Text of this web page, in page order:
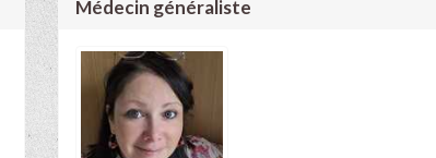
Médecin généraliste